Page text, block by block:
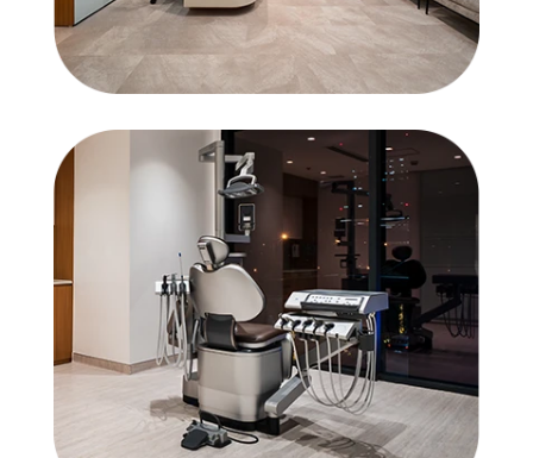
Nguyện vọng 2 :
giờ
Nguyện vọng 3 :
Ngày
THÔNG TIN BẢO HIỂM
Tên công ty bảo